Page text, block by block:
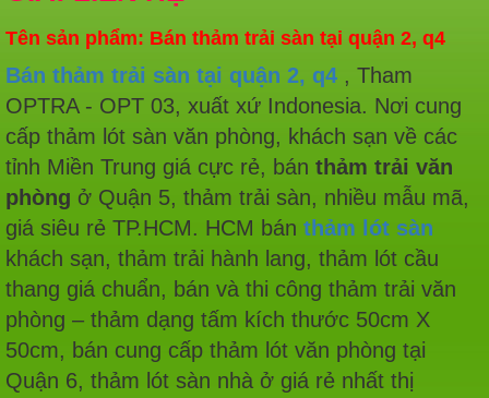
Tên sản phẩm: Bán thảm trải sàn tại quận 2, q4
Bán thảm trải sàn tại quận 2, q4 , Tham
OPTRA - OPT 03, xuất xứ Indonesia. Nơi cung
cấp thảm lót sàn văn phòng, khách sạn về các
tỉnh Miền Trung giá cực rẻ, bán thảm trải văn
phòng ở Quận 5, thảm trải sàn, nhiều mẫu mã,
giá siêu rẻ TP.HCM. HCM bán thảm lót sàn
khách sạn, thảm trải hành lang, thảm lót cầu
thang giá chuẩn, bán và thi công thảm trải văn
phòng – thảm dạng tấm kích thước 50cm X
50cm, bán cung cấp thảm lót văn phòng tại
Quận 6, thảm lót sàn nhà ở giá rẻ nhất thị